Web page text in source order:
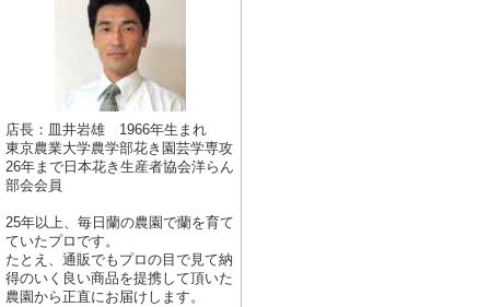
店長：皿井岩雄 1966年生まれ
東京農業大学農学部花き園芸学専攻
26年まで日本花き生産者協会洋らん
部会会員
25年以上、毎日蘭の農園で蘭を育て
ていたプロです。
たとえ、通販でもプロの目で見て納
得のいく良い商品を提携して頂いた
農園から正直にお届けします。